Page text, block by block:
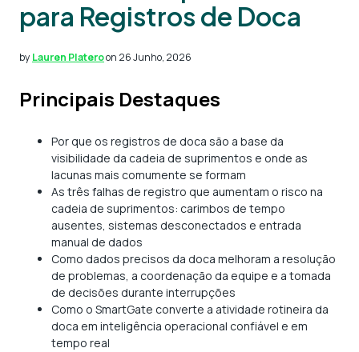
para Registros de Doca
by Lauren Plateroon 26 Junho, 2026
Principais Destaques
Por que os registros de doca são a base da
visibilidade da cadeia de suprimentos e onde as
lacunas mais comumente se formam
As três falhas de registro que aumentam o risco na
cadeia de suprimentos: carimbos de tempo
ausentes, sistemas desconectados e entrada
manual de dados
Como dados precisos da doca melhoram a resolução
de problemas, a coordenação da equipe e a tomada
de decisões durante interrupções
Como o SmartGate converte a atividade rotineira da
doca em inteligência operacional confiável e em
tempo real